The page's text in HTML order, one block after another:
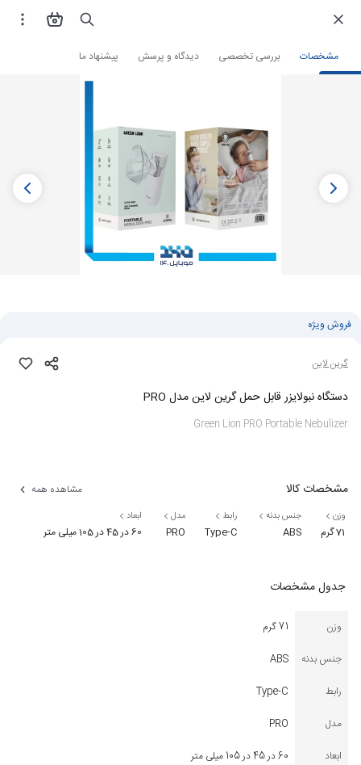
مشخصات بررسی تخصصی دیدگاه و پرسش پیشنهاد ما فروشگاه اینترنتی زیبایی و سلامت ابزار سلامت سایر لوازم
فروش ویژه
گرین لاین
دستگاه نبولایزر قابل حمل گرین لاین مدل PRO
Green Lion PRO Portable Nebulizer
مشخصات کالا مشاهده همه
وزن
71 گرم
جنس بدنه
ABS
رابط
Type-C
مدل
PRO
ابعاد
60 در 45 در 105 میلی متر
جدول مشخصات
وزن
71 گرم
جنس بدنه
ABS
رابط
Type-C
مدل
PRO
ابعاد
60 در 45 در 105 میلی متر